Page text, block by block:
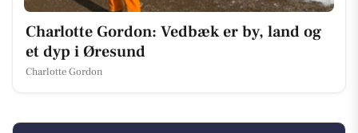
Charlotte Gordon: Vedbæk er by, land og
et dyp i Øresund
Charlotte Gordon